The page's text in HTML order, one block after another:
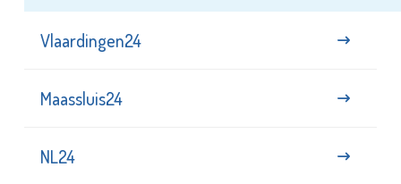
Vlaardingen24
Maassluis24
NL24